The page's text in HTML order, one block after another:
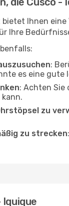
Ihnen eine
Ihre
:
es eine
: Achten Sie
zu
zu strecken
Iquique